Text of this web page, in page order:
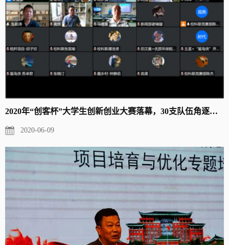
2020年“创客杯”大学生创新创业大赛落幕，30支队伍角逐第六届中...
2020-06-09